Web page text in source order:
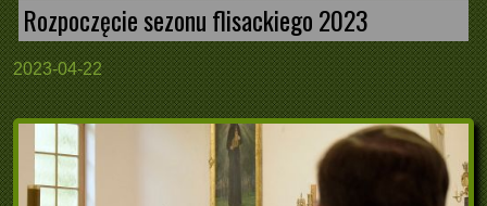
Rozpoczęcie sezonu flisackiego 2023
2023-04-22